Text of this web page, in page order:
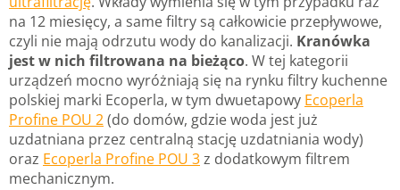
na 12 miesięcy, a same filtry są całkowicie przepływowe,
czyli nie mają odrzutu wody do kanalizacji. Kranówka
jest w nich filtrowana na bieżąco. W tej kategorii
urządzeń mocno wyróżniają się na rynku filtry kuchenne
polskiej marki Ecoperla, w tym dwuetapowy Ecoperla
Profine POU 2(do domów, gdzie woda jest już
uzdatniana przez centralną stację uzdatniania wody)
oraz Ecoperla Profine POU 3z dodatkowym filtrem
mechanicznym.